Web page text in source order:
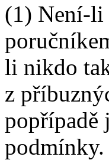
(1) Není-li
li nikdo
z
popřípadě
podmínky.